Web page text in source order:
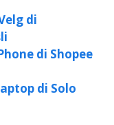
di
di Shopee
di Solo